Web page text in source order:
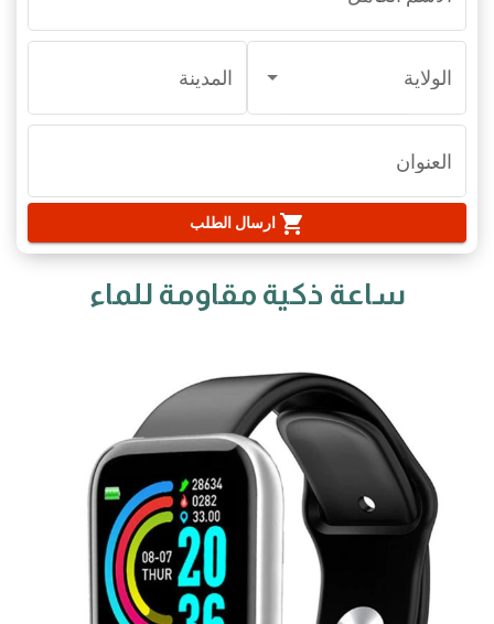
الولاية المدينة
العنوان
shopping_cart ارسال الطلب
ساعة ذكية مقاومة للماء